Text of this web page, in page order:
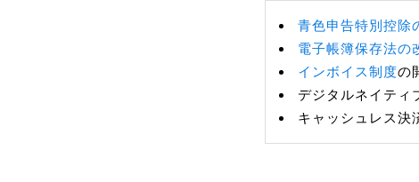
青色申告特別控除
電子帳簿保存法の
インボイス制度の
デジタルネイティ
キャッシュレス決